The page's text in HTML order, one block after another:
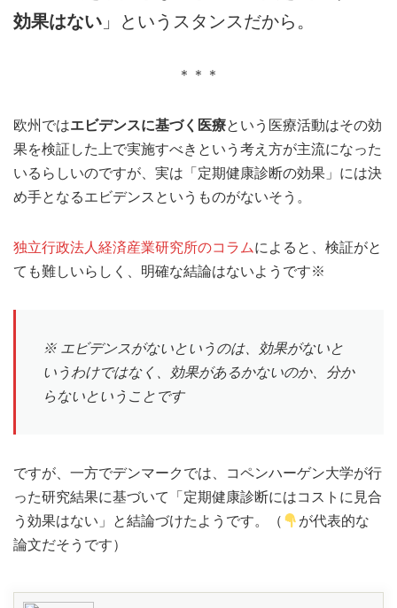
効果はない 」というスタンスだから。
＊＊＊
欧州ではエビデンスに基づく医療という医療活動はその効
果を検証した上で実施すべきという考え方が主流になった
いるらしいのですが、実は「定期健康診断の効果」には決
め手となるエビデンスというものがないそう。
独立行政法人経済産業研究所のコラムによると、検証がと
ても難しいらしく、明確な結論はないようです※
※ エビデンスがないというのは、効果がないと
いうわけではなく、効果があるかないのか、分か
らないということです
ですが、一方でデンマークでは、コペンハーゲン大学が行
った研究結果に基づいて「定期健康診断にはコストに見合
う効果はない」と結論づけたようです。（
が代表的な
論文だそうです）